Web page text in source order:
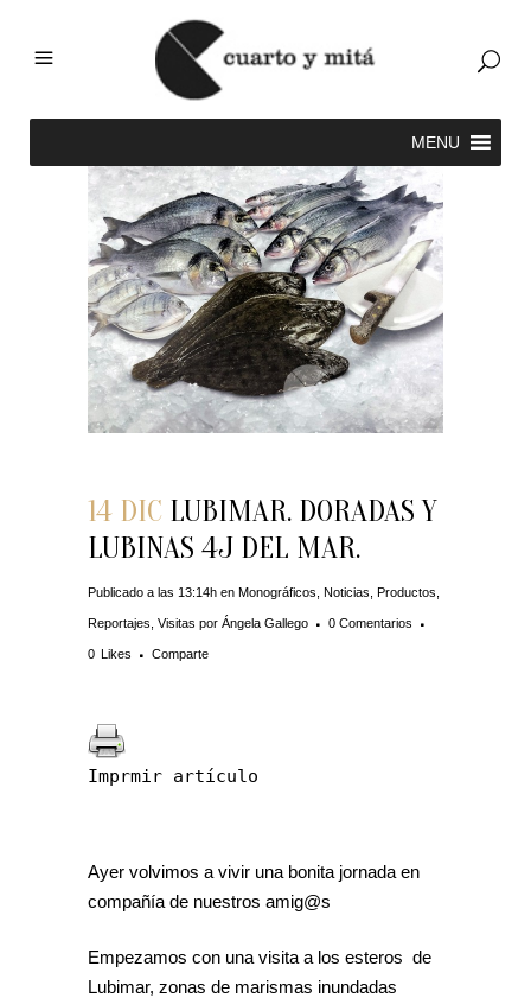
14 DIC LUBIMAR. DORADAS Y
LUBINAS 4J DEL MAR.
Publicado a las 13:14h en Monográficos Noticias Productos
Reportajes Visitas por Ángela Gallego 0 Comentarios
0 Likes Comparte
Imprmir artículo
Ayer volvimos a vivir una bonita jornada en
compañía de nuestros amig@s
Empezamos con una visita a los esteros de
Lubimar, zonas de marismas inundadas